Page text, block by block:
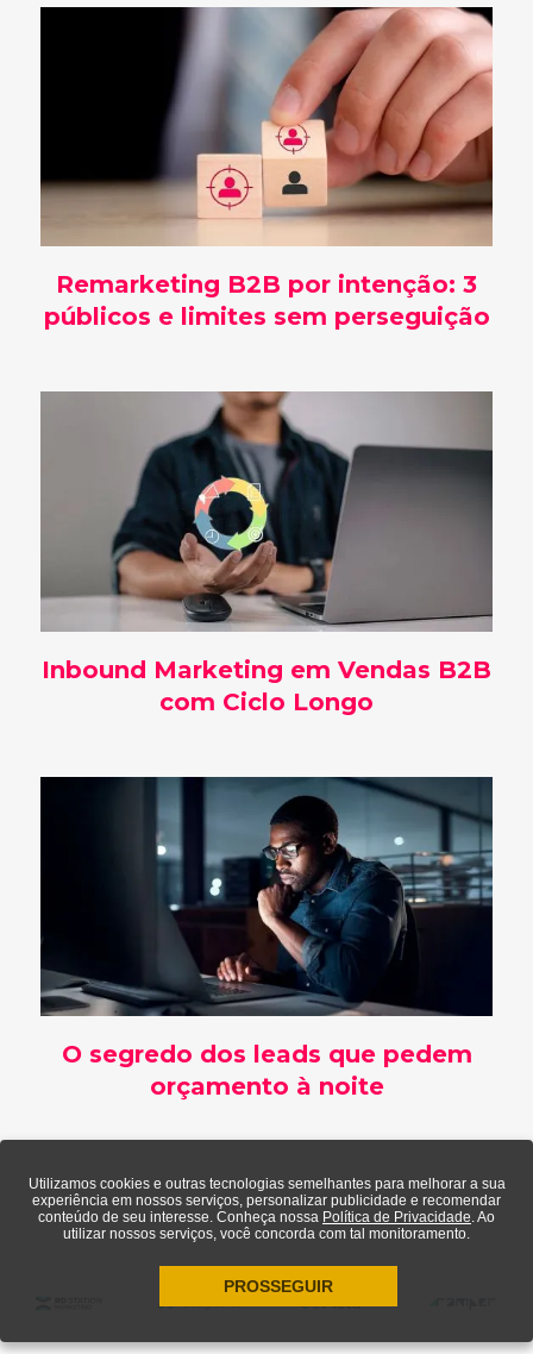
Remarketing B2B por intenção: 3
públicos e limites sem perseguição
Inbound Marketing em Vendas B2B
com Ciclo Longo
O segredo dos leads que pedem
orçamento à noite
Utilizamos cookies e outras tecnologias semelhantes para melhorar a sua
experiência em nossos serviços, personalizar publicidade e recomendar
conteúdo de seu interesse. Conheça nossa Política de Privacidade. Ao
utilizar nossos serviços, você concorda com tal monitoramento.
PROSSEGUIR